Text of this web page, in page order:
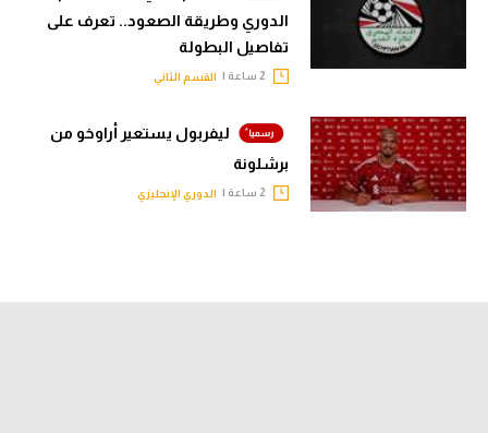
الدوري وطريقة الصعود.. تعرف على
تفاصيل البطولة
القسم الثاني
ليفربول يستعير أراوخو من
برشلونة
الدوري الإنجليزي